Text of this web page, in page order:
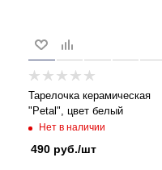
Тарелочка керамическая
"Petal", цвет белый
Нет в наличии
490 руб./шт